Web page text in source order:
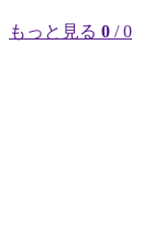
もっと見る 0 / 0